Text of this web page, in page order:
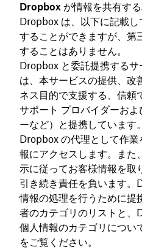
Dropbox が情報を共有す
Dropbox は、以下に記載
することができますが、第
することはありません。
Dropbox と委託提携する
は、本サービスの提供、改
ネス目的で支援する、信頼
サポート プロバイダーお
ーなど）と提携しています
Dropbox の代理として作
報にアクセスします。また
示に従ってお客様情報を
引き続き責任を負います。
情報の処理を行うために提
者のカテゴリのリストと、
個人情報のカテゴリについ
をご覧ください。